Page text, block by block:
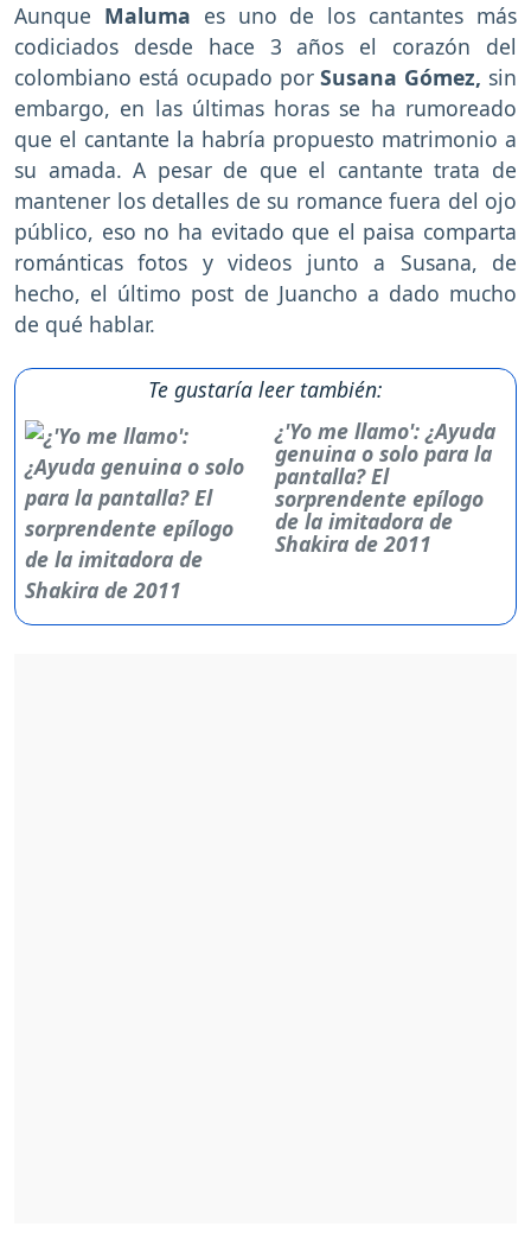
Aunque Maluma es uno de los cantantes más
codiciados desde hace 3 años el corazón del
colombiano está ocupado porSusana Gómez, sin
embargo, en las últimas horas se ha rumoreado
que el cantante la habría propuesto matrimonio a
su amada. A pesar de que el cantante trata de
mantener los detalles de su romance fuera del ojo
público, eso no ha evitado que el paisa comparta
románticas fotos y videos junto a Susana, de
hecho, el último post de Juancho a dado mucho
de qué hablar.
Te gustaría leer también:
¿'Yo me llamo': ¿Ayuda
genuina o solo para la
pantalla? El
sorprendente epílogo
de la imitadora de
Shakira de 2011